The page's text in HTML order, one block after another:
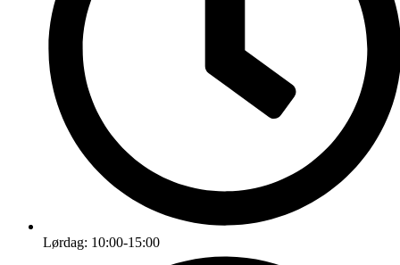
Lørdag: 10:00-15:00